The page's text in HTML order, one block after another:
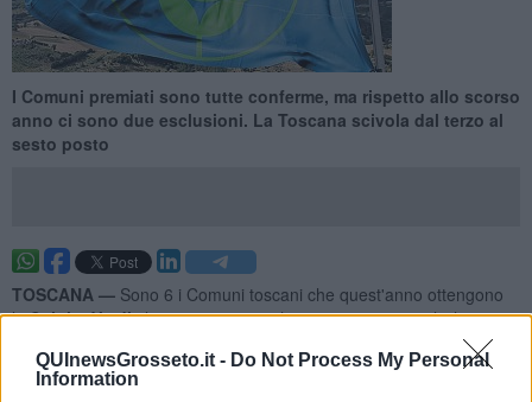
QUInewsGrosseto.it - Do Not Process My Personal
Information
I Comuni premiati sono tutte conferme, ma rispetto allo scorso
anno ci sono due esclusioni. La Toscana scivola dal terzo al
sesto posto
TOSCANA — Sono 6 i Comuni toscani che quest'anno ottengono
leSpighe Verdi, il riconoscimento che va ai territori rurali che
Bibbona, Castiglione della Pescaia, Castagneto Carducci,
Gambassi Terme, Grosseto, Orbetello